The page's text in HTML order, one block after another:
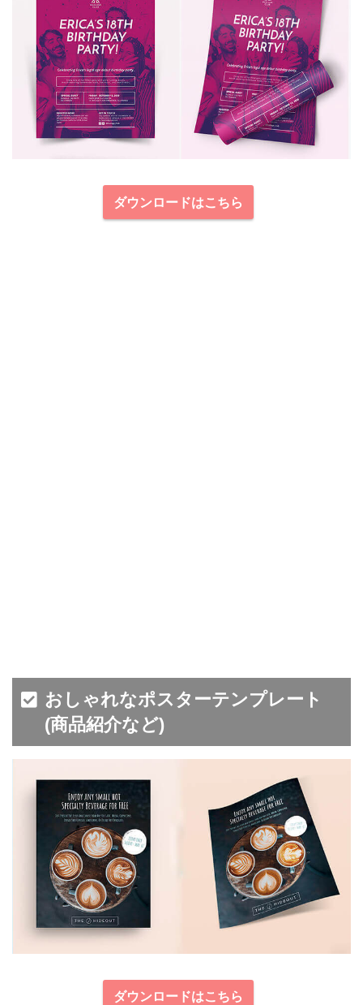
ダウンロードはこちら
おしゃれなポスターテンプレート
(商品紹介など)
ダウンロードはこちら